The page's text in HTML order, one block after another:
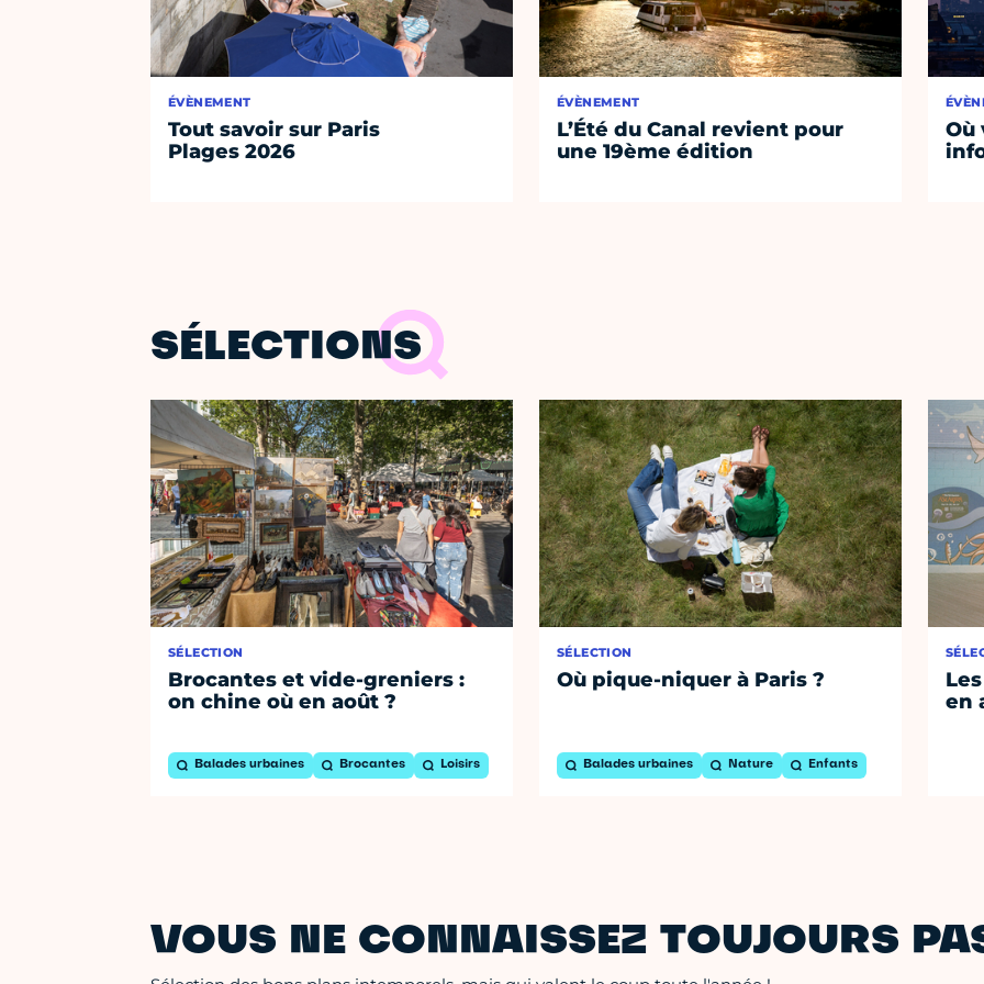
ÉVÈNEMENT
Tout savoir sur Paris
Plages 2026
ÉVÈNEMENT
L’Été du Canal revient pour
une 19ème édition
Où
SÉLECTIONS
SÉLECTION
Brocantes et vide-greniers :
on chine où en août ?
Balades urbaines Brocantes Loisirs
SÉLECTION
Où pique-niquer à Paris ?
Balades urbaines Nature Enfants
en
VOUS NE CONNAISSEZ TOUJOURS